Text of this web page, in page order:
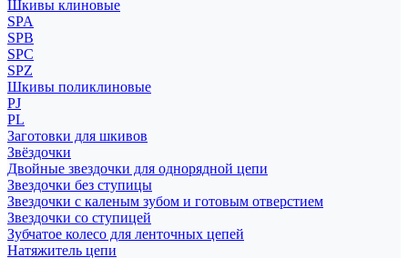
Шкивы клиновые
SPA
SPB
SPC
SPZ
Шкивы поликлиновые
PJ
PL
Заготовки для шкивов
Звёздочки
Двойные звездочки для однорядной цепи
Звездочки без ступицы
Звездочки с каленым зубом и готовым отверстием
Звездочки со ступицей
Зубчатое колесо для ленточных цепей
Натяжитель цепи